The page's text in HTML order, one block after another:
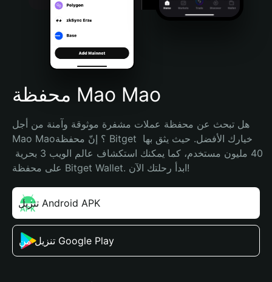
Português (Brasil)
Español (Argentina)
محفظة Mao Mao
هل تبحث عن محفظة عملات مشفرة موثوقة وآمنة من أجل
Mao Mao؟ إنّ محفظة Bitget خيارك الأفضل. حيث يثق بها
على محفظة Bitget Wallet. ابدأ رحلتك الآن!
تنزيل Android APK
تنزيل من Google Play